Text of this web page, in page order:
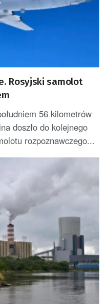
Rosyjski samolot
56 kilometrów
doszło do kolejnego
rozpoznawczego...